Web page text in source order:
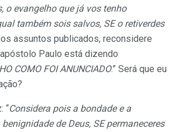
o evangelho que já vos tenho
também sois salvos, SE o retiverdes
assuntos publicados, reconsidere
Paulo está dizendo
COMO FOI ANUNCIADO.” Será que eu
“Considera pois a bondade e a
de Deus, SE permaneceres